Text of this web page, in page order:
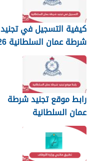
كيفية التسجيل في تجنيد
شرطة عمان السلطانية 2026
رابط موقع تجنيد شرطة
عمان السلطانية